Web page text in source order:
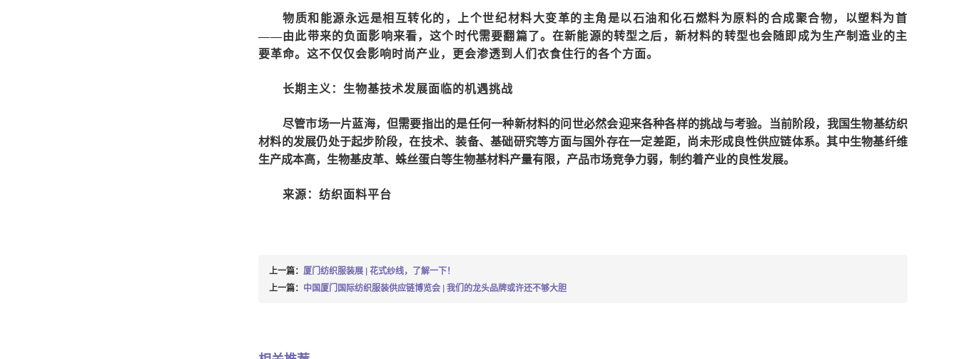
物质和能源永远是相互转化的，上个世纪材料大变革的主角是以石油和化石燃料为原料的合成聚合物，以塑料为首
——由此带来的负面影响来看，这个时代需要翻篇了。在新能源的转型之后，新材料的转型也会随即成为生产制造业的主
要革命。这不仅仅会影响时尚产业，更会渗透到人们衣食住行的各个方面。
长期主义：生物基技术发展面临的机遇挑战
尽管市场一片蓝海，但需要指出的是任何一种新材料的问世必然会迎来各种各样的挑战与考验。当前阶段，我国生物基纺织
材料的发展仍处于起步阶段，在技术、装备、基础研究等方面与国外存在一定差距，尚未形成良性供应链体系。其中生物基纤维
生产成本高，生物基皮革、蛛丝蛋白等生物基材料产量有限，产品市场竞争力弱，制约着产业的良性发展。
来源：纺织面料平台
上一篇： 厦门纺织服装展 | 花式纱线，了解一下！
上一篇： 中国厦门国际纺织服装供应链博览会 | 我们的龙头品牌或许还不够大胆